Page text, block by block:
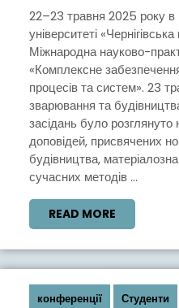
22–23 травня 2025 року в Національному
університеті
Міжнародна науково-
«Комплексне
процесів та систем». 23
зварювання та
засідань було розглянуто
доповідей, присвячених
будівництва,
сучасних методів ...
READ MORE
MORE
конференції Студенти